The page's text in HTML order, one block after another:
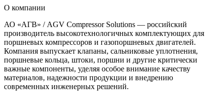
О компании
АО «АГВ» / AGV Compressor Solutions — российский
производитель высокотехнологичных комплектующих для
поршневых компрессоров и газопоршневых двигателей.
Компания выпускает клапаны, сальниковые уплотнения,
поршневые кольца, штоки, поршни и другие критически
важные компоненты, уделяя особое внимание качеству
материалов, надежности продукции и внедрению
современных инженерных решений.